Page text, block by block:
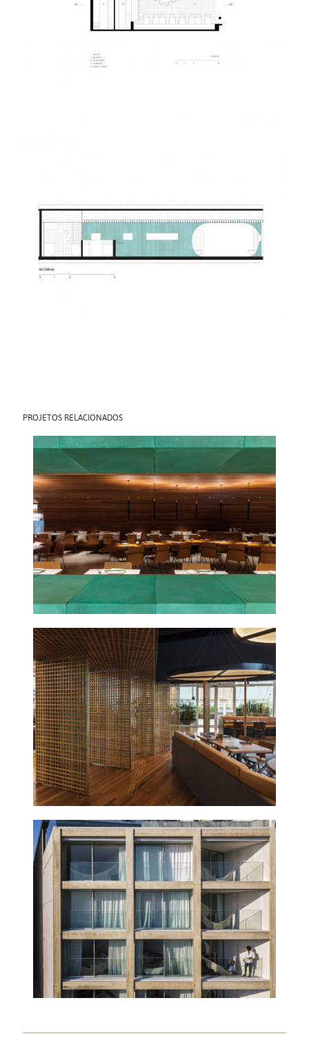
PROJETOS RELACIONADOS
GURUMÊ TIJUCA
2018
ADEGA SANTIAGO
RIO
2018
HOTEL ARPOADOR
2019